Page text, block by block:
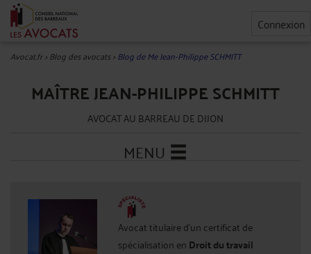
Connexion
Avocat.fr>Blog des avocats>Blog de Me Jean-Philippe SCHMITT
MAÎTRE JEAN-PHILIPPE SCHMITT
AVOCAT AU BARREAU DE DIJON
MENU
Avocat titulaire d'un certificat de
spécialisation en Droit du travail